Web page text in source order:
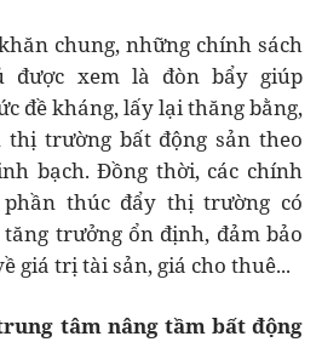
chung, những chính sách
được xem là đòn bẩy giúp
đề kháng, lấy lại thăng bằng,
trường bất động sản theo
bạch. Đồng thời, các chính
thúc đẩy thị trường có
trưởng ổn định, đảm bảo
giá trị tài sản, giá cho thuê...
tâm nâng tầm bất động